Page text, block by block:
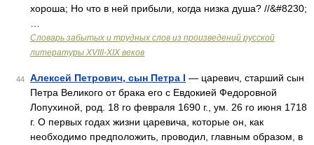
хороша; Но что в ней прибыли, когда низка душа? //&#8230;
Словарь забытых и трудных слов из произведений русской
литературы ХVIII-ХIХ веков
44 Алексей Петрович, сын Петра I — царевич, старший сын
Петра Великого от брака его с Евдокией Федоровной
Лопухиной, род. 18 го февраля 1690 г., ум. 26 го июня 1718
г. О первых годах жизни царевича, которые он, как
необходимо предположить, проводил, главным образом, в